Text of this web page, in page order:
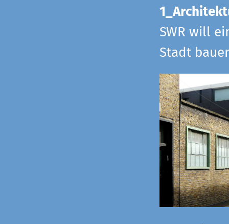
SWR will
Stadt